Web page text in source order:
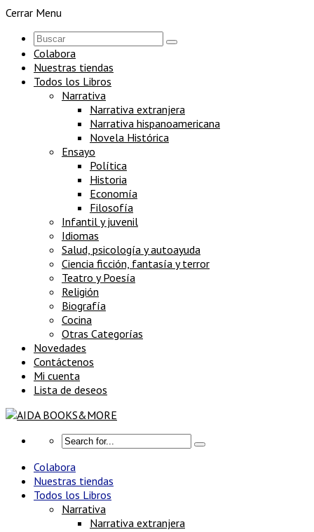
Cerrar Menu
Colabora
Nuestras tiendas
Todos los Libros
Narrativa
Narrativa extranjera
Narrativa hispanoamericana
Novela Histórica
Ensayo
Política
Historia
Economía
Filosofía
Infantil y juvenil
Idiomas
Salud, psicología y autoayuda
Ciencia ficción, fantasía y terror
Teatro y Poesía
Religión
Biografía
Cocina
Otras Categorías
Novedades
Contáctenos
Mi cuenta
Lista de deseos
Colabora
Nuestras tiendas
Todos los Libros
Narrativa
Narrativa extranjera